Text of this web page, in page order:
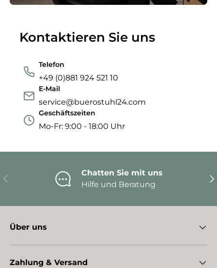
Kontaktieren Sie uns
Telefon
+49 (0)881 924 521 10
E-Mail
service@buerostuhl24.com
Geschäftszeiten
Mo-Fr: 9:00 - 18:00 Uhr
Vorherige
Chatten Sie mit uns
Hilfe und Beratung
Über uns
Zahlung & Versand